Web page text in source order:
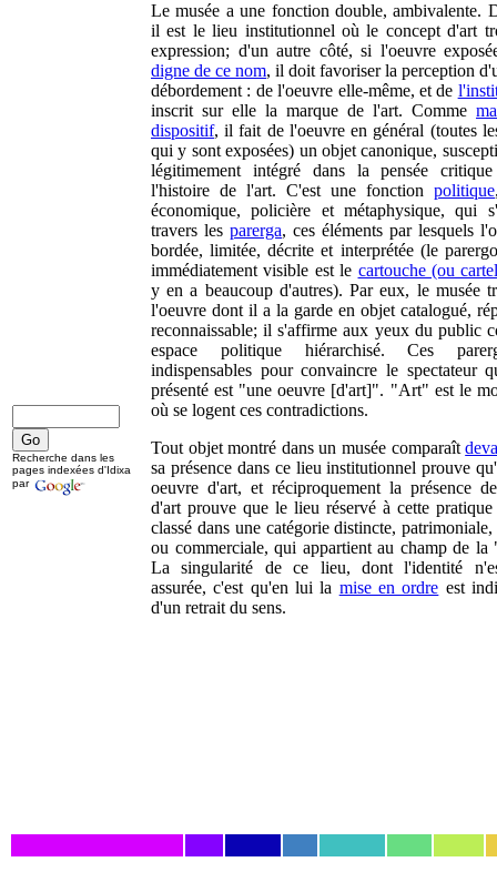
Lemusée a une fonction double, ambivalente.
il est le lieu institutionnel où le concept d'art
expression; d'un autre côté, si l'oeuvre
digne de ce nom, il doit favoriser la perception
débordement : de l'oeuvre elle-même, et de
inscrit sur elle la marque de l'art. Comme
dispositif, il fait de l'oeuvre en général (toutes
qui y sont exposées) un objet canonique,
légitimement intégré dans la pensée
l'histoire de l'art. C'est une fonction politique
économique, policière et métaphysique, qui
travers les parerga, ces éléments par lesquels
bordée, limitée, décrite et interprétée (le
immédiatement visible est le cartouche (ou
y en a beaucoup d'autres). Par eux, le musée
l'oeuvre dont il a la garde en objet catalogué,
reconnaissable; il s'affirme aux yeux du public
espace politique hiérarchisé. Ces
indispensables pour convaincre le spectateur
présenté est "une oeuvre [d'art]". "Art" est le
où se logent ces contradictions.
Tout objet montré dans un musée comparaît
sa présence dans ce lieu institutionnel prouve
oeuvre d'art, et réciproquement la présence
d'art prouve que le lieu réservé à cette pratique
classé dans une catégorie distincte,
ou commerciale, qui appartient au champ de la
La singularité de ce lieu, dont l'identité
assurée, c'est qu'en lui la mise en ordre est
d'un retrait du sens.
Recherche dans les
pages indexées d'Idixa
par